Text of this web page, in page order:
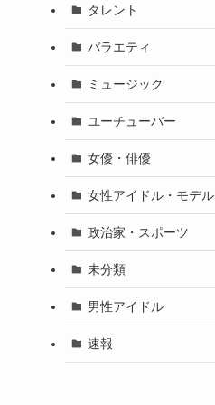
タレント
バラエティ
ミュージック
ユーチューバー
女優・俳優
女性アイドル・モデル
政治家・スポーツ
未分類
男性アイドル
速報